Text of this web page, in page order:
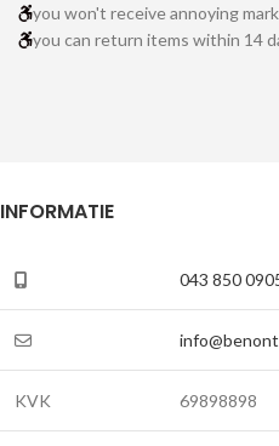
you won't receive annoying
you can return items within 14
INFORMATIE
043 850
KVK 69898898